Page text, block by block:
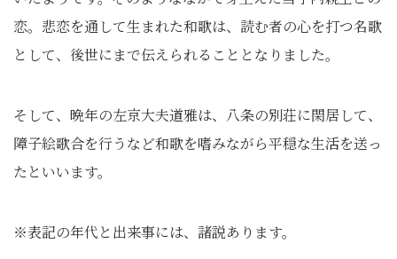
恋。悲恋を通して生まれた和歌は、読む者の心を打つ名歌
として、後世にまで伝えられることとなりました。
そして、晩年の左京大夫道雅は、八条の別荘に閑居して、
障子絵歌合を行うなど和歌を嗜みながら平穏な生活を送っ
たといいます。
※表記の年代と出来事には、諸説あります。